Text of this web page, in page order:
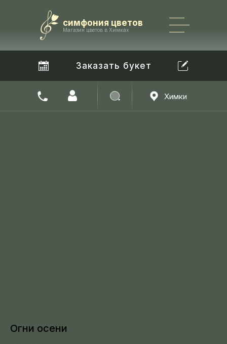
симфония цветов
Магазин цветов в Химках
Заказать букет
+7 965 182 22 22
Химки
Огни осени